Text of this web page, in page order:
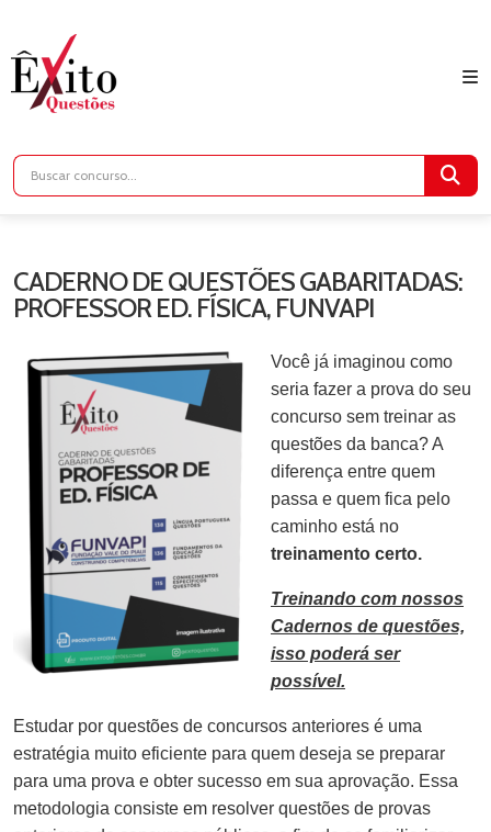
CADERNO DE QUESTÕES GABARITADAS:
PROFESSOR ED. FÍSICA, FUNVAPI
Você já imaginou como
seria fazer a prova do seu
concurso sem treinar as
questões da banca? A
diferença entre quem
passa e quem fica pelo
caminho está no
treinamento certo.
Treinando com nossos
Cadernos de questões,
isso poderá ser
possível.
Estudar por questões de concursos anteriores é uma
estratégia muito eficiente para quem deseja se preparar
para uma prova e obter sucesso em sua aprovação. Essa
metodologia consiste em resolver questões de provas